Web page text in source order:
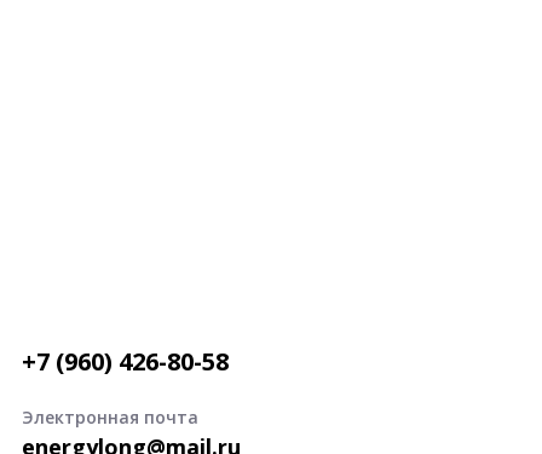
+7 (960) 426-80-58
Электронная почта
energylong@mail.ru